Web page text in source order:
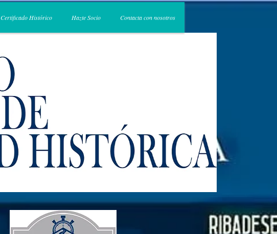
Certificado Histórico Hazte Socio Contacta con nosotros